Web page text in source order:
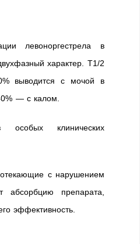
левоноргестрела в
характер. T1/2
выводится с мочой в
— с калом.
особых клинических
с нарушением
абсорбцию препарата,
эффективность.